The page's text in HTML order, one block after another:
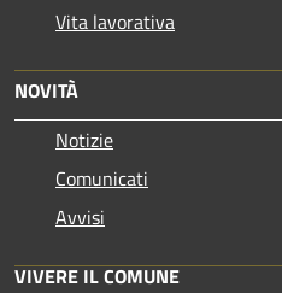
Vita lavorativa
NOVITÀ
Notizie
Comunicati
Avvisi
VIVERE IL COMUNE